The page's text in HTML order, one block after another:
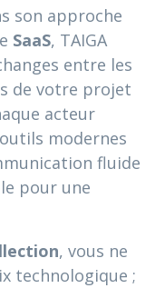
son approche
SaaS, TAIGA
entre les
de votre projet
acteur
modernes
fluide
pour une
, vous ne
technologique ;